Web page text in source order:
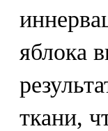
яблока
ткани,